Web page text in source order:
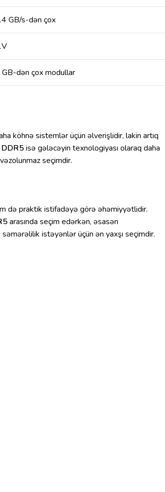
GB/s-dən çox
dən çox modullar
köhnə sistemlər üçün əlverişlidir, lakin artıq
DDR5isə gələcəyin texnologiyası olaraq daha
seçimdir.
də praktik istifadəyə görə əhəmiyyətlidir.
arasında seçim edərkən, əsasən
istəyənlər üçün ən yaxşı seçimdir.